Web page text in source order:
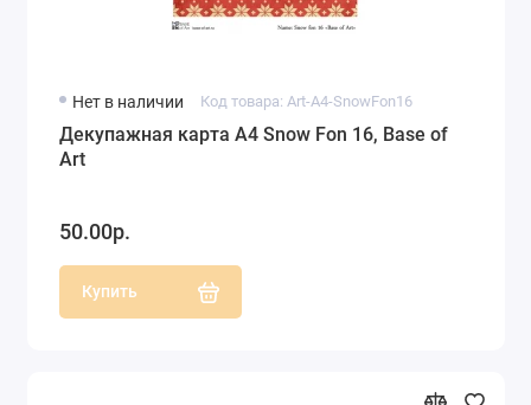
Нет в наличии Код товара: Art-A4-SnowFon16
Декупажная карта А4 Snow Fon 16, Base of
Art
50.00р.
Купить